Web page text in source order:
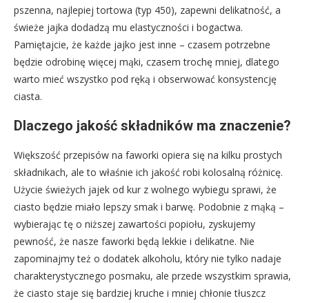
pszenna, najlepiej tortowa (typ 450), zapewni delikatność, a
świeże jajka dodadzą mu elastyczności i bogactwa.
Pamiętajcie, że każde jajko jest inne – czasem potrzebne
będzie odrobinę więcej mąki, czasem trochę mniej, dlatego
warto mieć wszystko pod ręką i obserwować konsystencję
ciasta.
Dlaczego jakość składników ma znaczenie?
Większość przepisów na faworki opiera się na kilku prostych
składnikach, ale to właśnie ich jakość robi kolosalną różnicę.
Użycie świeżych jajek od kur z wolnego wybiegu sprawi, że
ciasto będzie miało lepszy smak i barwę. Podobnie z mąką –
wybierając tę o niższej zawartości popiołu, zyskujemy
pewność, że nasze faworki będą lekkie i delikatne. Nie
zapominajmy też o dodatek alkoholu, który nie tylko nadaje
charakterystycznego posmaku, ale przede wszystkim sprawia,
że ciasto staje się bardziej kruche i mniej chłonie tłuszcz